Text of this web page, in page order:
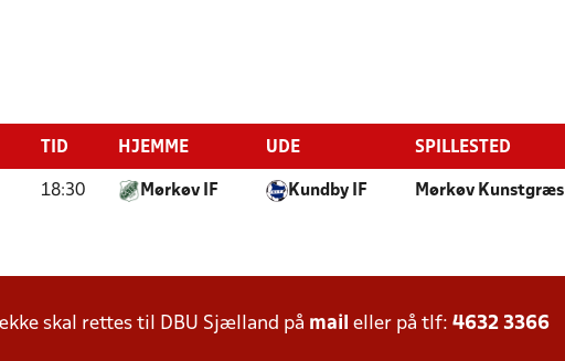
TID HJEMME UDE SPILLESTED
18:30 Mørkøv IF Kundby IF Mørkøv Kunstgræs
skal rettes til DBU Sjælland på mail eller på tlf: 4632 3366